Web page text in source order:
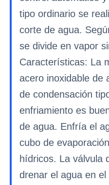
tipo ordinario se
corte de agua.
se divide en vapor
Características: La
acero inoxidable de
de condensación
enfriamiento es
de agua. Enfría el
cubo de
hídricos. La válvula
drenar el agua en